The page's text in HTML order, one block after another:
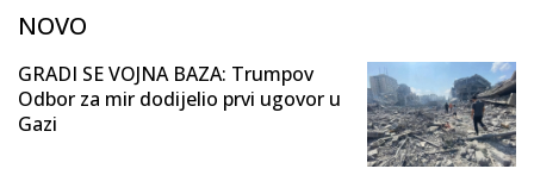
NOVO
GRADI SE VOJNA BAZA: Trumpov
Odbor za mir dodijelio prvi ugovor u
Gazi